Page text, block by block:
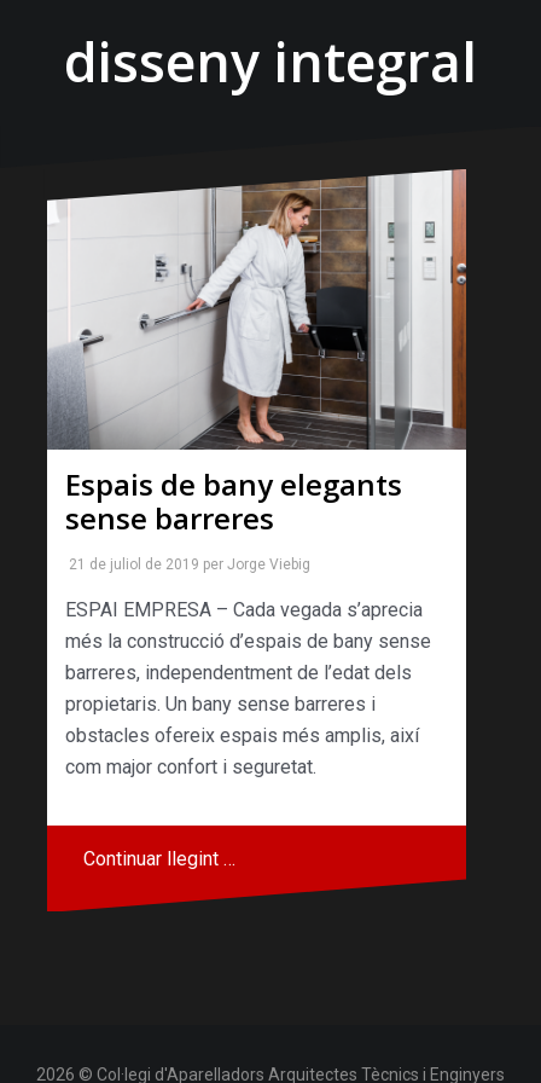
disseny integral
Espais de bany elegants
sense barreres
21 de juliol de 2019 per Jorge Viebig
ESPAI EMPRESA – Cada vegada s’aprecia
més la construcció d’espais de bany sense
barreres, independentment de l’edat dels
propietaris. Un bany sense barreres i
obstacles ofereix espais més amplis, així
com major confort i seguretat.
Continuar llegint …
2026 © Col·legi d'Aparelladors Arquitectes Tècnics i Enginyers